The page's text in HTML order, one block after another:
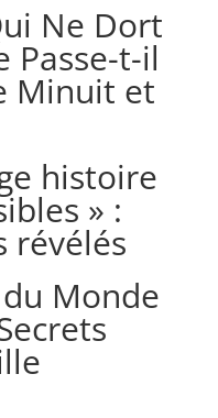
Ne Dort
Passe-t-il
Minuit et
histoire
» :
révélés
Monde